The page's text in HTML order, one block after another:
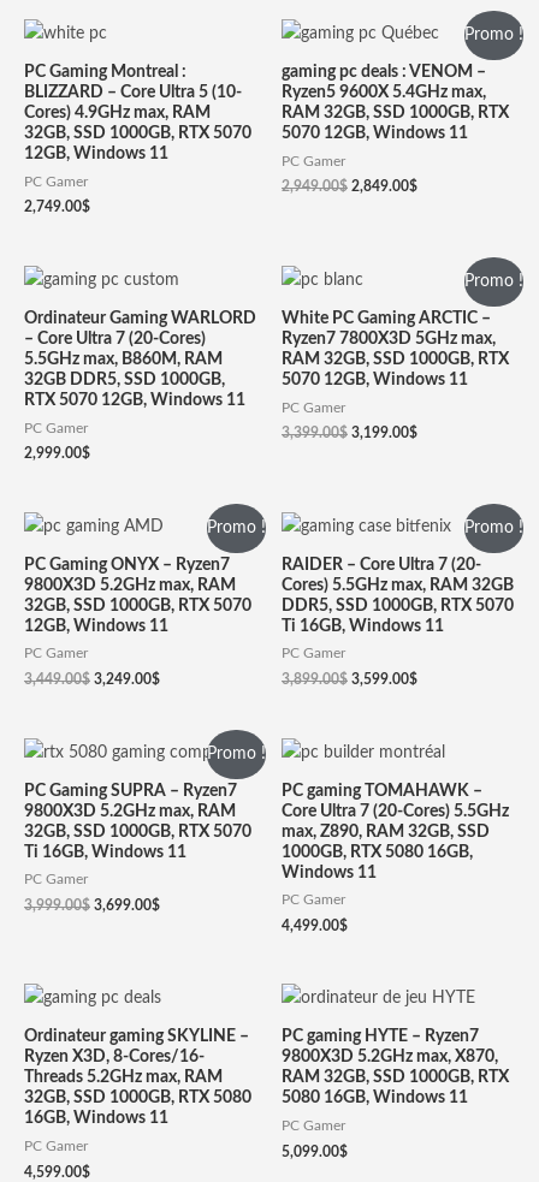
PC Gaming Montreal :
BLIZZARD – Core Ultra 5 (10-
Cores) 4.9GHz max, RAM
32GB, SSD 1000GB, RTX 5070
12GB, Windows 11
PC Gamer
2,749.00$
Promo !
gaming pc deals : VENOM –
Ryzen5 9600X 5.4GHz max,
RAM 32GB, SSD 1000GB, RTX
5070 12GB, Windows 11
PC Gamer
2,949.00$ 2,849.00$
Ordinateur Gaming WARLORD
– Core Ultra 7 (20-Cores)
5.5GHz max, B860M, RAM
32GB DDR5, SSD 1000GB,
RTX 5070 12GB, Windows 11
PC Gamer
2,999.00$
Promo !
White PC Gaming ARCTIC –
Ryzen7 7800X3D 5GHz max,
RAM 32GB, SSD 1000GB, RTX
5070 12GB, Windows 11
PC Gamer
3,399.00$ 3,199.00$
Promo !
PC Gaming ONYX – Ryzen7
9800X3D 5.2GHz max, RAM
32GB, SSD 1000GB, RTX 5070
12GB, Windows 11
PC Gamer
3,449.00$ 3,249.00$
Promo !
RAIDER – Core Ultra 7 (20-
Cores) 5.5GHz max, RAM 32GB
DDR5, SSD 1000GB, RTX 5070
Ti 16GB, Windows 11
PC Gamer
3,899.00$ 3,599.00$
Promo !
PC Gaming SUPRA – Ryzen7
9800X3D 5.2GHz max, RAM
32GB, SSD 1000GB, RTX 5070
Ti 16GB, Windows 11
PC Gamer
3,999.00$ 3,699.00$
PC gaming TOMAHAWK –
Core Ultra 7 (20-Cores) 5.5GHz
max, Z890, RAM 32GB, SSD
1000GB, RTX 5080 16GB,
Windows 11
PC Gamer
4,499.00$
Ordinateur gaming SKYLINE –
Ryzen X3D, 8-Cores/16-
Threads 5.2GHz max, RAM
32GB, SSD 1000GB, RTX 5080
16GB, Windows 11
PC Gamer
4,599.00$
PC gaming HYTE – Ryzen7
9800X3D 5.2GHz max, X870,
RAM 32GB, SSD 1000GB, RTX
5080 16GB, Windows 11
PC Gamer
5,099.00$